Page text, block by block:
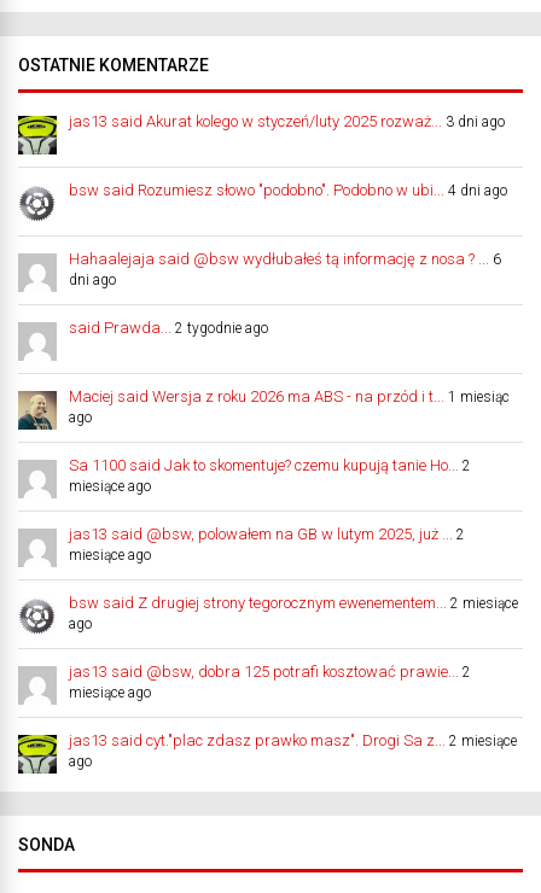
OSTATNIE KOMENTARZE
jas13 said Akurat kolego w styczeń/luty 2025 rozważ... 3 dni ago
bsw said Rozumiesz słowo "podobno". Podobno w ubi... 4 dni ago
Hahaalejaja said @bsw wydłubałeś tą informację z nosa ? ...
6
dni ago
said Prawda... 2 tygodnie ago
Maciej said Wersja z roku 2026 ma ABS - na przód i t...
1 miesiąc
ago
Sa 1100 said Jak to skomentuje? czemu kupują tanie Ho...
2
miesiące ago
jas13 said @bsw, polowałem na GB w lutym 2025, już ...
2
miesiące ago
bsw said Z drugiej strony tegorocznym ewenementem...
2 miesiące
ago
jas13 said @bsw, dobra 125 potrafi kosztować prawie...
2
miesiące ago
jas13 said cyt."plac zdasz prawko masz". Drogi Sa z...
2 miesiące
ago
SONDA